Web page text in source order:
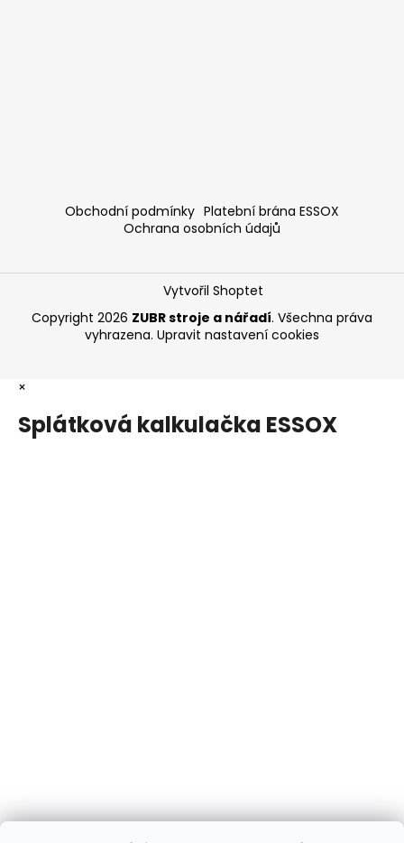
Obchodní podmínky Platební brána ESSOX
Ochrana osobních údajů
Vytvořil Shoptet
Copyright 2026 ZUBR stroje a nářadí. Všechna práva
vyhrazena. Upravit nastavení cookies
×
Splátková kalkulačka ESSOX